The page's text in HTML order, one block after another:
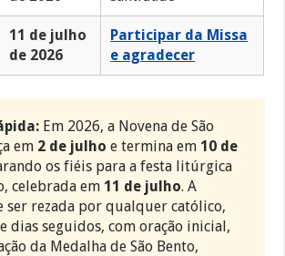
11 de julho
de 2026
Participar da Missa
e agradecer
Em 2026, a Novena de São
em 2 de julho e termina em 10 de
os fiéis para a festa litúrgica
celebrada em 11 de julho. A
ser rezada por qualquer católico,
dias seguidos, com oração inicial,
da Medalha de São Bento,